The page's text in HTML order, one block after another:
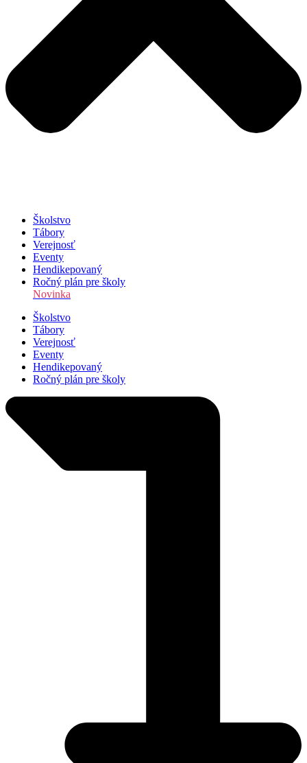
Školstvo
Tábory
Verejnosť
Eventy
Hendikepovaný
Ročný plán pre školy
Novinka
Školstvo
Tábory
Verejnosť
Eventy
Hendikepovaný
Ročný plán pre školy